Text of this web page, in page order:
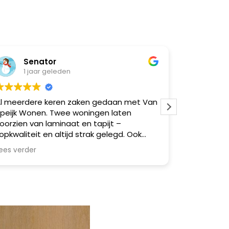
Senator
1 jaar geleden
meerdere keren zaken gedaan met Van
Wonen. Twee woningen laten
van laminaat en tapijt –
en altijd strak gelegd. Ook
vrienden via mij geholpen,
zeer tevreden. Betrouwbaar,
verder